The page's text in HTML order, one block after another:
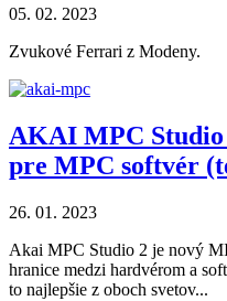
05. 02. 2023
Zvukové Ferrari z Modeny.
AKAI MPC
pre MPC softvér
26. 01. 2023
Akai MPC Studio 2 je nový
hranice medzi hardvérom a
to najlepšie z oboch svetov...